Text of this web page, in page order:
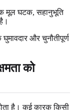
मूल घटक, सहानुभूति
को
है। कई कारक किसी